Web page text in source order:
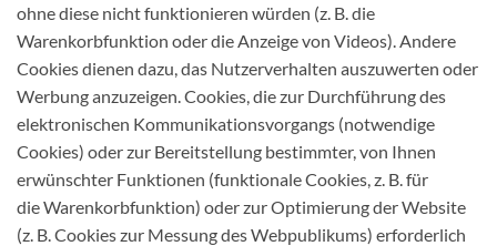
ohne diese nicht funktionieren würden (z. B. die
Warenkorbfunktion oder die Anzeige von Videos). Andere
Cookies dienen dazu, das Nutzerverhalten auszuwerten oder
Werbung anzuzeigen. Cookies, die zur Durchführung des
elektronischen Kommunikationsvorgangs (notwendige
Cookies) oder zur Bereitstellung bestimmter, von Ihnen
erwünschter Funktionen (funktionale Cookies, z. B. für
die Warenkorbfunktion) oder zur Optimierung der Website
(z. B. Cookies zur Messung des Webpublikums) erforderlich